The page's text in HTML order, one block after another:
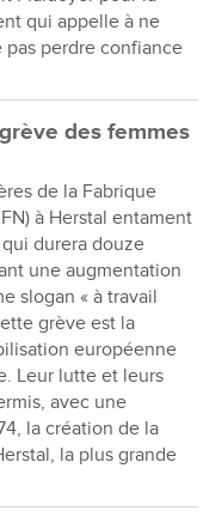
qui appelle à ne
pas perdre confiance
des femmes
de la Fabrique
à Herstal entament
durera douze
une augmentation
slogan « à travail
grève est la
européenne
Leur lutte et leurs
avec une
la création de la
la plus grande